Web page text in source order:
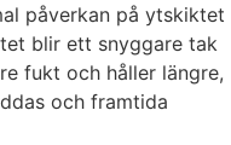
påverkan på ytskiktet
blir ett snyggare tak
fukt och håller längre,
och framtida